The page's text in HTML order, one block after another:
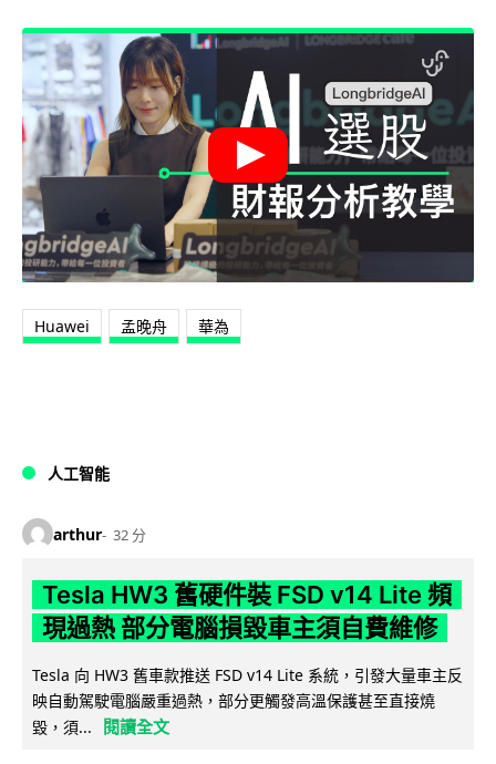
Huawei 孟晚舟 華為
人工智能
arthur 32 分
Tesla HW3 舊硬件裝 FSD v14 Lite 頻
現過熱 部分電腦損毀車主須自費維修
Tesla 向 HW3 舊車款推送 FSD v14 Lite 系統，引發大量車主反
映自動駕駛電腦嚴重過熱，部分更觸發高溫保護甚至直接燒
毀，須...
閱讀全文